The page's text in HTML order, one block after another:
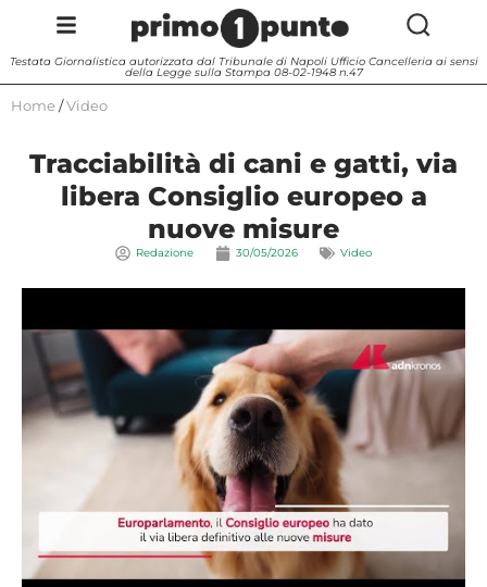
Testata Giornalistica autorizzata dal Tribunale di Napoli Ufficio Cancelleria ai sensi
della Legge sulla Stampa 08-02-1948 n.47
Home /Video
Tracciabilità di cani e gatti, via
libera Consiglio europeo a
nuove misure
Redazione 30/05/2026 Video